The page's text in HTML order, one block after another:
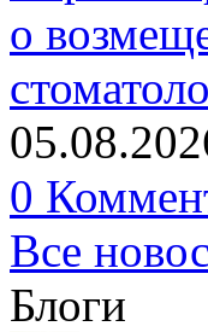
о
0
Все
Блоги